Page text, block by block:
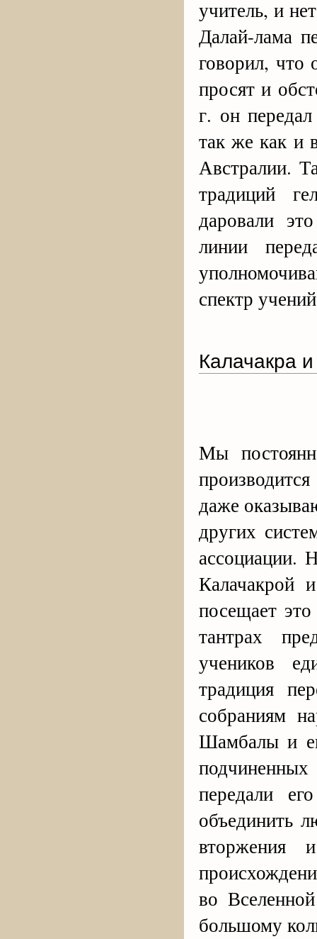
учитель, и
Далай-лама
говорил, что
просят и
г. он
так же как и
Австралии.
традиций
даровали
линии
спектр
Калачакра
Мы
даже
других
ассоциации.
посещает
тантрах
учеников
традиция
собраниям
Шамбалы и
передали
объединить
вторжения
во
большому